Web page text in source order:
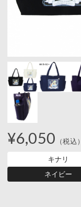
¥6,050 （税込）
キナリ
ネイビー